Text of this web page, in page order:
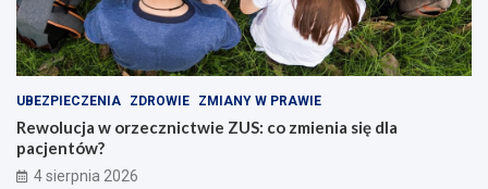
UBEZPIECZENIA ZDROWIE ZMIANY W PRAWIE
Rewolucja w orzecznictwie ZUS: co zmienia się dla
pacjentów?
4 sierpnia 2026